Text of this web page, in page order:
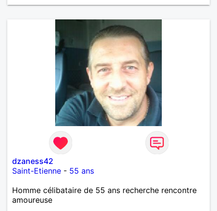
dzaness42
Saint-Etienne - 55 ans
Homme célibataire de 55 ans recherche rencontre
amoureuse